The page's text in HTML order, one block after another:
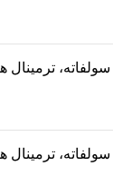
ترمینال
ترمینال